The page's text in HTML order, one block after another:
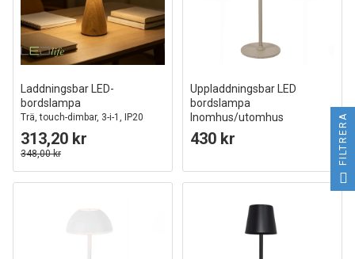
Laddningsbar LED-
bordslampa
Trä, touch-dimbar, 3-i-1, IP20
inomhus
313,20 kr
348,00 kr
Uppladdningsbar LED
bordslampa
Inomhus/utomhus
Beige, touch dimbar, 3i1, IP54
utomhus bordslampa
430 kr FILTRERA